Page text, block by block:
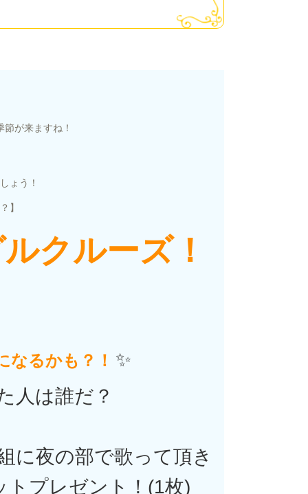
が来ますね！
ょう！
】
クルーズ！
なるかも？！ ✨
人は誰だ？
に夜の部で歌って頂き
トプレゼント！(1枚)